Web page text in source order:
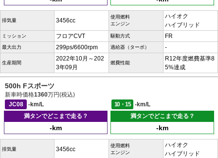
排気量 3456cc
使用燃料
エンジン
ハイオク
ハイブリッド
ミッション フロアCVT 駆動方式 FR
最大出力 299ps/6600rpm 過給器（ターボ） -
生産期間
2022年10月～202
3年09月
燃費性能
R12年度燃費基準8
5%達成
500h Fスポーツ
新車時価格1360万円(税込)
JC08
-km/L 10・15
-km/L
満タンでどこまで走る？
-km
満タンでどこまで走る？
-km
排気量 3456cc
使用燃料
エンジン
ハイオク
ハイブリッド